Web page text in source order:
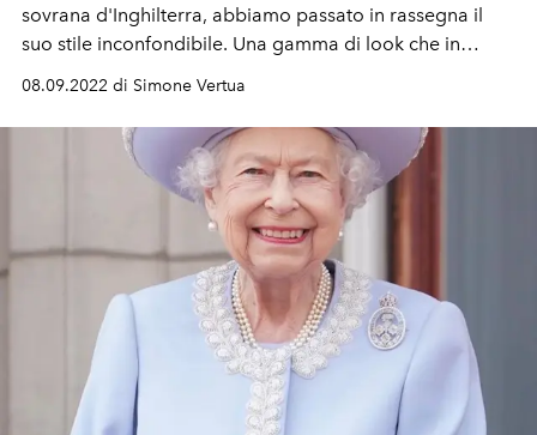
sovrana d'Inghilterra, abbiamo passato in rassegna il
suo stile inconfondibile. Una gamma di look che in
settant'anni di regno ha toccato la totalità delle
ciascun colore veicoli un messaggio.
08.09.2022 di Simone Vertua